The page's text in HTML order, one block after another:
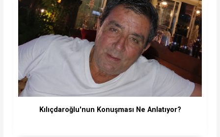
Kılıçdaroğlu'nun Konuşması Ne Anlatıyor?